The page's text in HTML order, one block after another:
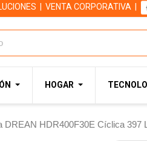
VENTA CORPORATIVA
HOGAR
DREAN HDR400F30E Cíclica 397